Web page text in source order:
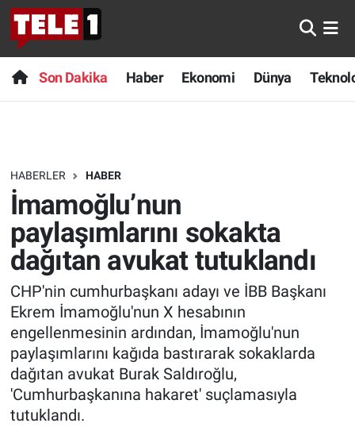
Son Dakika Haber Ekonomi Dünya
HABERLER HABER
İmamoğlu’nun
paylaşımlarını sokakta
dağıtan avukat tutuklandı
CHP'nin cumhurbaşkanı adayı ve İBB Başkanı
Ekrem İmamoğlu'nun X hesabının
engellenmesinin ardından, İmamoğlu'nun
paylaşımlarını kağıda bastırarak sokaklarda
dağıtan avukat Burak Saldıroğlu,
'Cumhurbaşkanına hakaret' suçlamasıyla
tutuklandı.
Anında Manşet
Başka Sohbetler
Bilim turu
Bilim ve Teknoloji Evreni
Doğa Konuşuyor
Dünya
Ege Saati
Ege'den Esintiler
Son Dakika
Haber
Dünya
Teknoloji
Sağlık
Spor
Yayın Akışı
İletişim
Nöbetçi Eczaneler
Hava Durumu
Trafik Durumu
Süper Lig Puan Durumu ve Fikstür
Tüm Manşetler
Son Dakika Haberleri
Haber Arşivi